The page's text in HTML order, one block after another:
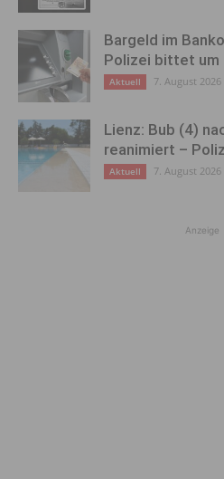
Bargeld im
Polizei bittet um
Aktuell 7. August 2026
Lienz: Bub (4)
reanimiert –
Aktuell 7. August 2026
Anzeige